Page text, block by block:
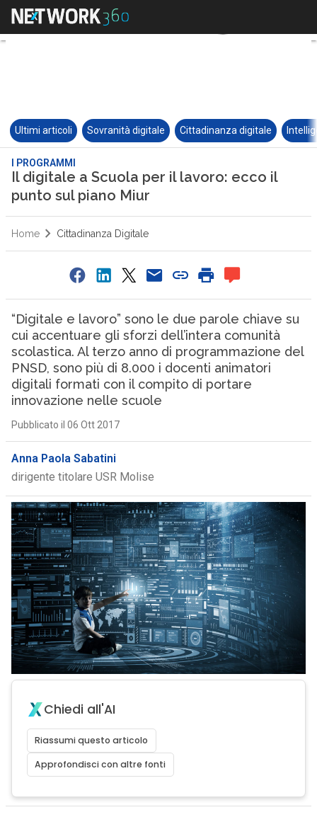
Ultimi articoli Sovranità digitale Cittadinanza digitale
I PROGRAMMI
Il digitale a Scuola per il lavoro: ecco il
punto sul piano Miur
Home Cittadinanza Digitale
“Digitale e lavoro” sono le due parole chiave su
cui accentuare gli sforzi dell’intera comunità
scolastica. Al terzo anno di programmazione del
PNSD, sono più di 8.000 i docenti animatori
digitali formati con il compito di portare
innovazione nelle scuole
Pubblicato il 06 Ott 2017
Anna Paola Sabatini
dirigente titolare USR Molise
Chiedi all'AI
Riassumi questo articolo
Approfondisci con altre fonti